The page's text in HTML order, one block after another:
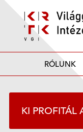
RÓLUNK
KI PROFITÁL